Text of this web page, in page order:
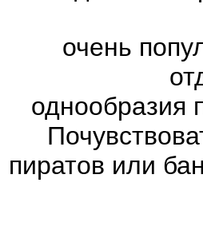
очень
однообразия
пиратов или